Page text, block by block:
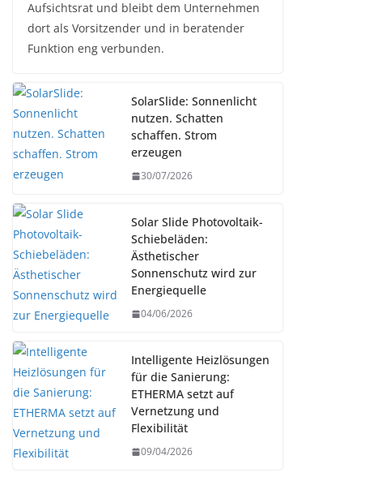
Aufsichtsrat und bleibt dem Unternehmen
dort als Vorsitzender und in beratender
Funktion eng verbunden.
SolarSlide: Sonnenlicht
nutzen. Schatten
schaffen. Strom
erzeugen
30/07/2026
Solar Slide Photovoltaik-
Schiebeläden:
Ästhetischer
Sonnenschutz wird zur
Energiequelle
04/06/2026
Intelligente Heizlösungen
für die Sanierung:
ETHERMA setzt auf
Vernetzung und
Flexibilität
09/04/2026